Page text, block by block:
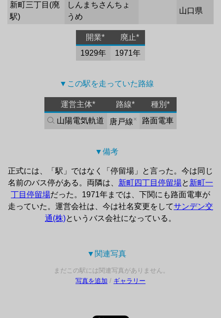
新町三丁目(廃
駅)
しんまちさんちょ
うめ
山口県
開業*
廃止*
1929年
1971年
▼この駅を走っていた路線
運営主体* 路線*
種別*
山陽電気軌道
唐戸線× 路面電車
▼備考
正式には、「駅」ではなく「停留場」と言った。今は同じ
名前のバス停がある。両隣は、 新町四丁目停留場と 新町一
丁目停留場だった。1971年までは、下関にも路面電車が
走っていた。運営会社は、今は社名変更をしてサンデン交
通(株)というバス会社になっている。
▼関連写真
まだこの駅には関連写真がありません。
写真を追加 / ギャラリー